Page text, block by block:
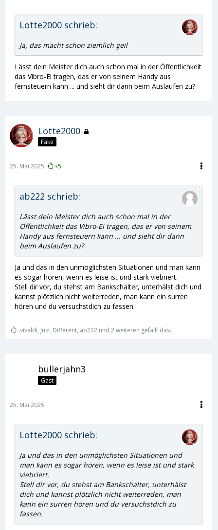
Lotte2000 schrieb:
Ja, das macht schon ziemlich geil
Lässt dein Meister dich auch schon mal in der Öffentlichkeit
das Vibro-Ei tragen, das er von seinem Handy aus
fernsteuern kann ... und sieht dir dann beim Auslaufen zu?
Lotte2000
Fake
25. Mai 2025 +5
ab222 schrieb:
Lässt dein Meister dich auch schon mal in der
Öffentlichkeit das Vibro-Ei tragen, das er von seinem
Handy aus fernsteuern kann ... und sieht dir dann
beim Auslaufen zu?
Ja und das in den unmöglichsten Situationen und man kann
es sogar hören, wenn es leise ist und stark viebriert.
Stell dir vor, du stehst am Bankschalter, unterhälst dich und
kannst plötzlich nicht weiterreden, man kann ein surren
hören und du versuchstdich zu fassen.
vivaldi, Just_Different, ab222 und 2 weiteren gefällt das.
bullerjahn3
Gast
25. Mai 2025
Lotte2000 schrieb:
Ja und das in den unmöglichsten Situationen und
man kann es sogar hören, wenn es leise ist und stark
viebriert.
Stell dir vor, du stehst am Bankschalter, unterhälst
dich und kannst plötzlich nicht weiterreden, man
kann ein surren hören und du versuchstdich zu
fassen.